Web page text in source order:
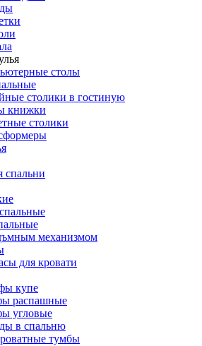
столы
столики в гостиную
книжки
столики
спальни
механизмом
для кровати
купе
распашные
угловые
в спальню
тумбы